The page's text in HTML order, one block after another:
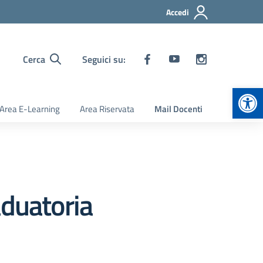
Accedi
Cerca Seguici su:
Area E-Learning Area Riservata Mail Docenti